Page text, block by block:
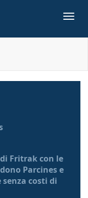
Fritrak con le
Parcines e
costi di